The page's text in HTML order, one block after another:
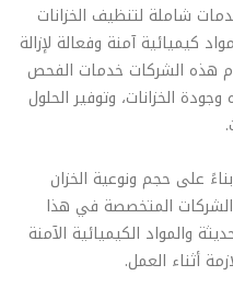
شاملة لتنظيف الخزانات
كيميائية آمنة وفعالة لإزالة
هذه الشركات خدمات الفحص
الخزانات، وتوفير الحلول
على حجم ونوعية الخزان
الشركات المتخصصة في هذا
والمواد الكيميائية الآمنة
أثناء العمل.